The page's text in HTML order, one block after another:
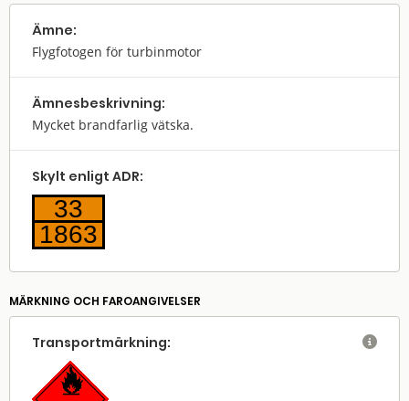
Ämne:
Flygfotogen för turbinmotor
Ämnes­beskrivning:
Mycket brandfarlig vätska.
Skylt enligt ADR:
33
1863
MÄRKNING OCH FAROANGIVELSER
Transport­märkning: 